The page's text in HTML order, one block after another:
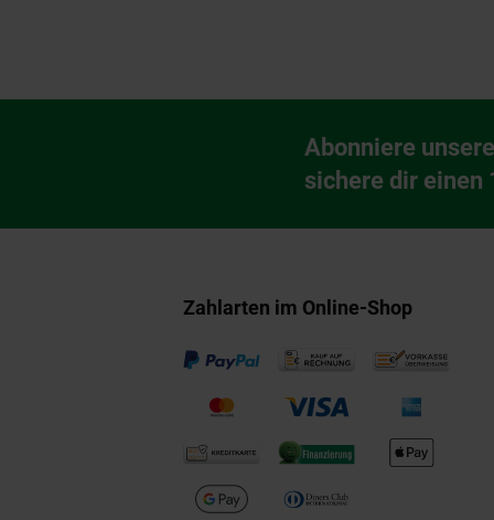
Newsletter
Abonniere
sichere dir einen
Zahlarten im Online-Shop